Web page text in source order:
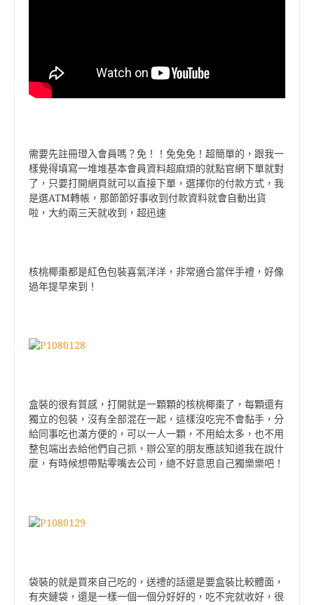
需要先註冊璒入會員嗎？免！！免免免！超簡單的，跟我一
樣覺得填寫一堆堆基本會員資料超麻煩的就點官網下單就對
了，只要打開網頁就可以直接下單，選擇你的付款方式，我
是選ATM轉帳，那節節好事收到付款資料就會自動出貨
啦，大約兩三天就收到，超迅速
核桃椰棗都是紅色包裝喜氣洋洋，非常適合當伴手禮，好像
過年提早來到！
盒裝的很有質感，打開就是一顆顆的核桃椰棗了，每顆還有
獨立的包裝，沒有全部混在一起，這樣沒吃完不會黏手，分
給同事吃也滿方便的，可以一人一顆，不用給太多，也不用
整包端出去給他們自己抓，辦公室的朋友應該知道我在說什
麼，有時候想帶點零嘴去公司，總不好意思自己獨樂樂吧！
袋裝的就是買來自己吃的，送禮的話還是要盒裝比較體面，
有夾鏈袋，還是一樣一個一個分好好的，吃不完就收好，很